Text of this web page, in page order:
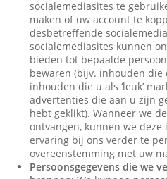
socialemediasites te
maken of uw account te
desbetreffende
socialemediasites kunnen
bieden tot bepaalde
bewaren (bijv. inhouden die
inhouden die u als ‘leuk’
advertenties die aan u zijn
hebt geklikt). Wanneer we
ontvangen, kunnen we
ervaring bij ons verder te
overeenstemming met uw
Persoonsgegevens die we